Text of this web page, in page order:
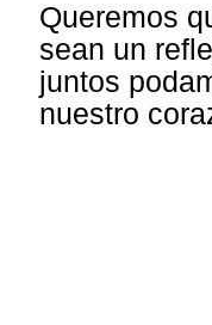
Queremos
sean un
juntos
nuestro